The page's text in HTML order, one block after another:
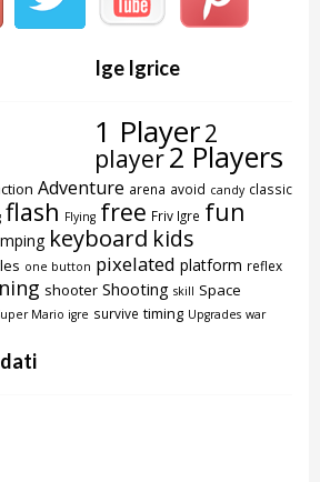
Ige Igrice
1 Player2
player2 Players
Adventure arena avoid candy classic
flash Flying free Friv Igre fun
keyboard kids
one button pixelated platform reflex
shooter Shooting skill Space
Mario igre survive timing Upgrades war